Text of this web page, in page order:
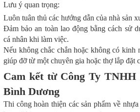
Lưu ý quan trọng:
Luôn tuân thủ các hướng dẫn của nhà sản
Đảm bảo an toàn lao động bằng cách sử
cá nhân khi làm việc.
Nếu không chắc chắn hoặc không có kinh
giúp đỡ từ một chuyên gia hoặc thợ lắp đặt
Cam kết từ Công Ty TNHH
Bình Dương
Thi công hoàn thiện các sản phẩm về